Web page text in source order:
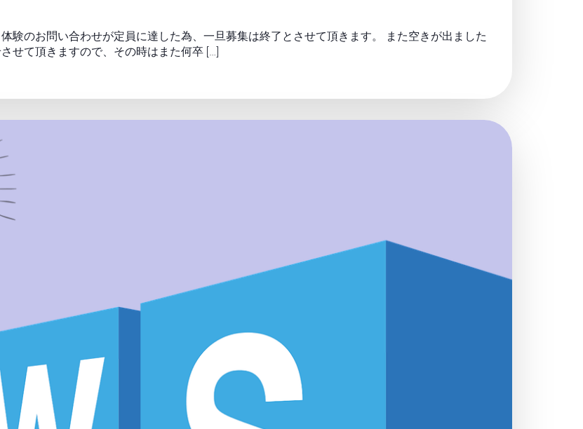
験のお問い合わせが定員に達した為、一旦募集は終了とさせて頂きます。 また空きが出ました
せて頂きますので、その時はまた何卒 […]